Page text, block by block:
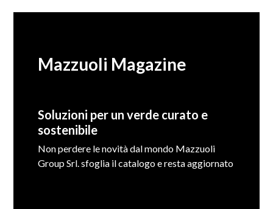
Mazzuoli Magazine
Soluzioni per un verde curato e
sostenibile
Non perdere le novità dal mondo Mazzuoli
Group Srl. sfoglia il catalogo e resta aggiornato